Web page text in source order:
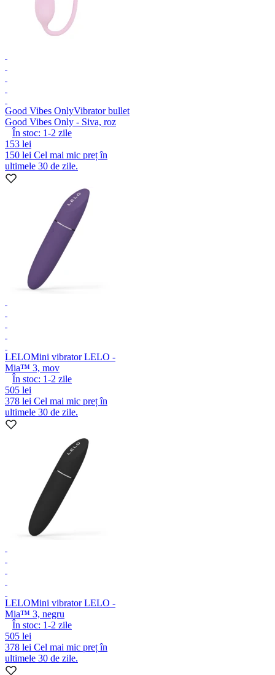
Good Vibes OnlyVibrator bullet
Good Vibes Only - Siva, roz
În stoc: 1-2 zile
153 lei
150 lei Cel mai mic preț în
ultimele 30 de zile.
LELOMini vibrator LELO -
Mia™ 3, mov
În stoc: 1-2 zile
505 lei
378 lei Cel mai mic preț în
ultimele 30 de zile.
LELOMini vibrator LELO -
Mia™ 3, negru
În stoc: 1-2 zile
505 lei
378 lei Cel mai mic preț în
ultimele 30 de zile.